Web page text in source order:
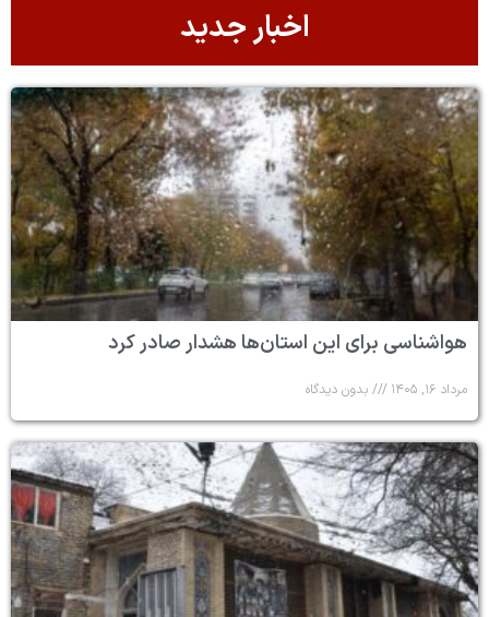
اخبار جدید
هواشناسی برای این استان‌ها هشدار صادر کرد
مرداد ۱۶, ۱۴۰۵ بدون دیدگاه